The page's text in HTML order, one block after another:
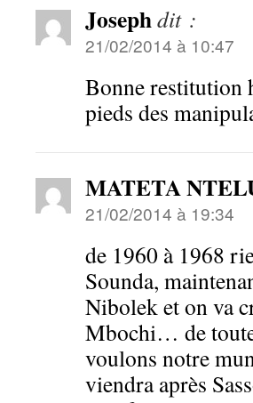
Josephdit :
21/02/2014 à 10:47
Bonne restitution
pieds des
MATETA
21/02/2014 à 19:34
de 1960 à 1968
Sounda,
Nibolek et on va
Mbochi… de
voulons notre
viendra après